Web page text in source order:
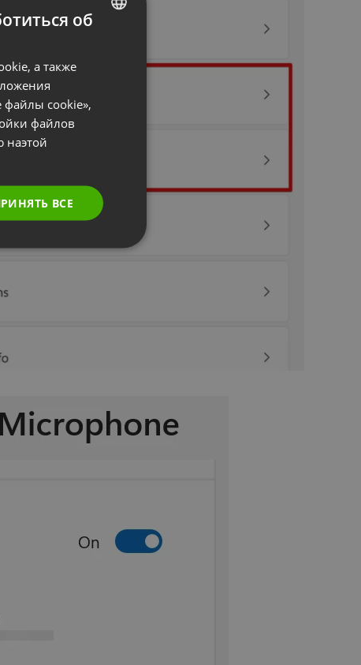
FRENCH
POLISH
PORTUGUESE
об
а также
файлы cookie»,
файлов
наэтой
ВСЕ